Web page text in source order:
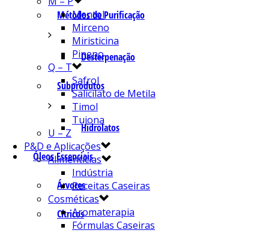
Métodos de Purificação
Desterpenação
Subprodutos
Hidrolatos
Óleos Essenciais
Árvores
Cítricos
Mentol
Mirceno
Miristicina
Pineno
Q – T
Safrol
Salicilato de Metila
Timol
Tujona
U – Z
P&D e Aplicações
Alimentícias
Indústria
Receitas Caseiras
Cosméticas
Aromaterapia
Fórmulas Caseiras